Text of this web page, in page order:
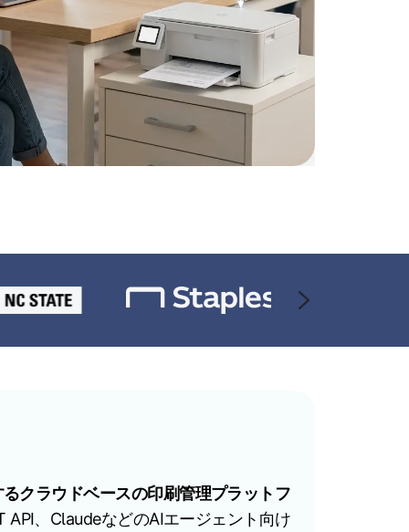
クラウドベースの印刷管理プラットフ
、ClaudeなどのAIエージェント向け